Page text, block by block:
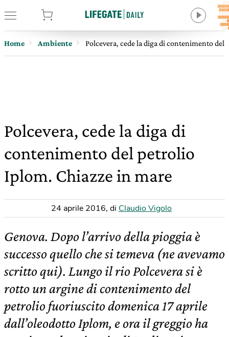
Home Ambiente Polcevera, cede la diga di contenimento
Polcevera, cede la diga di
contenimento del petrolio
Iplom. Chiazze in mare
24 aprile 2016, di Claudio Vigolo
Genova. Dopo l’arrivo della pioggia è
successo quello che si temeva (ne avevamo
scritto qui). Lungo il rio Polcevera si è
rotto un argine di contenimento del
petrolio fuoriuscito domenica 17 aprile
dall’oleodotto Iplom, e ora il greggio ha